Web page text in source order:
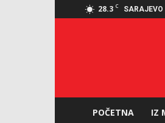
28.3 C SARAJEVO
POČETNA IZ